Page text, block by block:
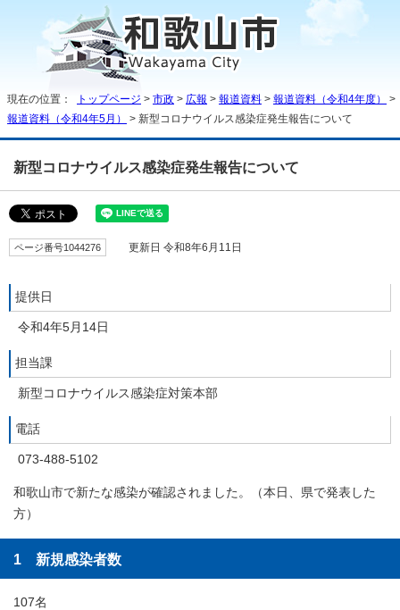
現在の位置： トップページ > 市政 > 広報 > 報道資料 > 報道資料（令和4年度）
>
報道資料（令和4年5月）
> 新型コロナウイルス感染症発生報告について
新型コロナウイルス感染症発生報告について
ページ番号1044276 更新日 令和8年6月11日
提供日
令和4年5月14日
担当課
新型コロナウイルス感染症対策本部
電話
073-488-5102
和歌山市で新たな感染が確認されました。（本日、県で発表した
方）
1 新規感染者数
107名